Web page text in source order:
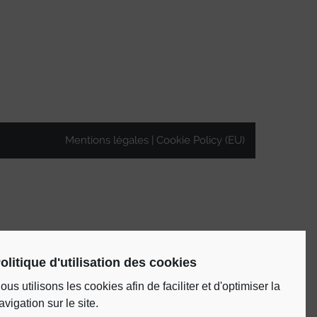
d'utilisation des cookies
utilisons les cookies afin de faciliter et d'optimiser la
sur le site.
Mentions légales Cookie Policy (EU)